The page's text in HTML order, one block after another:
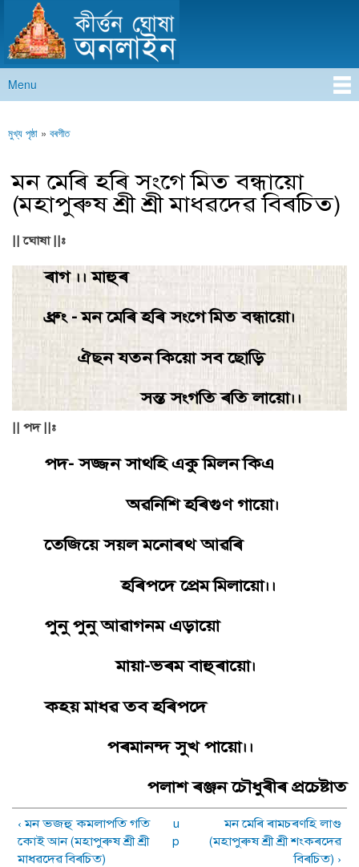
main
content
কীৰ্ত্তন ঘোষা অনলাইন
Main menu
Menu
You are here
মুখ্য পৃষ্ঠা » বৰগীত
মন মেৰি হৰি সংগে মিত বন্ধায়াে
(মহাপুৰুষ শ্ৰী শ্ৰী মাধৱদেৱ বিৰচিত)
|| ঘোষা ||:
ৰাগ ।। মাহুৰ
ধ্রুং - মন মেৰি হৰি সংগে মিত বন্ধায়াে।
ঐছন যতন কিয়াে সব ছােড়ি
সন্ত সংগতি ৰতি লায়াে।।
|| পদ ||:
পদ- সজ্জন সাথহি একু মিলন কিএ
অৱনিশি হৰিগুণ গায়াে।
তেজিয়ে সয়ল মনােৰথ আৱৰি
হৰিপদে প্রেম মিলায়াে।।
পুনু পুনু আৱাগনম এড়ায়াে
মায়া-ভৰম বাহুৰায়াে।
কহয় মাধৱ তব হৰিপদে
পৰমানন্দ সুখ পায়াে।।
পলাশ ৰঞ্জন চৌধুৰীৰ প্ৰচেষ্টাত
‹ মন ভজহু কমলাপতি গতি
কোই আন (মহাপুৰুষ শ্ৰী শ্ৰী
মাধৱদেৱ বিৰচিত)
u
p
মন মেৰি ৰামচৰণহি লাগু
(মহাপুৰুষ শ্ৰী শ্ৰী শংকৰদেৱ
বিৰচিত) ›